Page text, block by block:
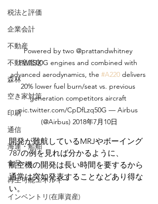
税法と評価
企業会計
不動産
不動産鑑定
森林
空き家対策
印刷
通信
海運・船舶
食品
再生可能エネルギー
インベントリ(在庫資産)
Powered by two @prattandwhitney
PW1500G engines and combined with
advanced aerodynamics, the #A220 delivers
20% lower fuel burn/seat vs. previous
generation competitors aircraft
pic.twitter.com/CpDfLzq50G — Airbus
(@Airbus) 2018年7月10日
開発が難航しているMRJやボーイング
787の例を見れば分かるように、
航空機の開発は長い時間を要するから
通常は突如発表することなどあり得な
い。